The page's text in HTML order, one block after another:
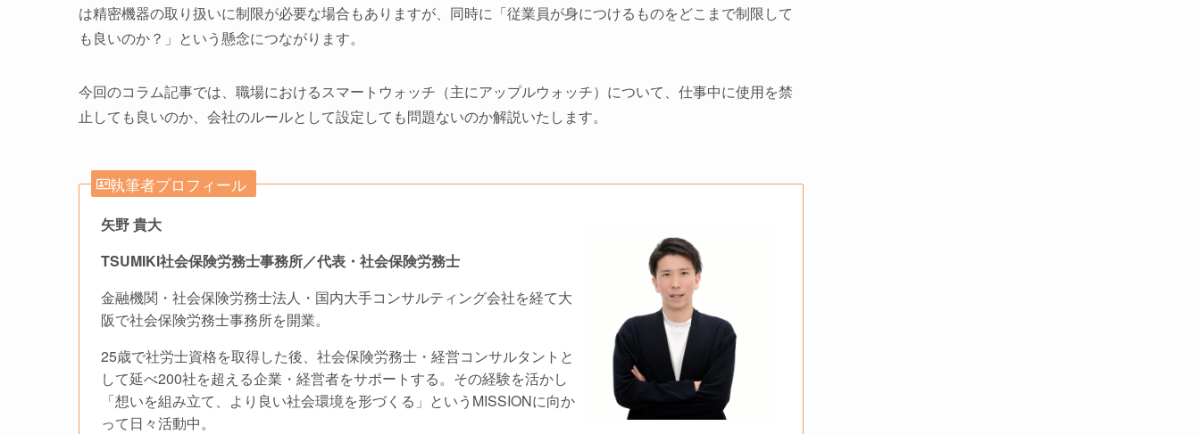
は精密機器の取り扱いに制限が必要な場合もありますが、同時に「従業員が身につけるものをどこまで制限して
も良いのか？」という懸念につながります。
今回のコラム記事では、職場におけるスマートウォッチ（主にアップルウォッチ）について、仕事中に使用を禁
止しても良いのか、会社のルールとして設定しても問題ないのか解説いたします。
執筆者プロフィール
矢野 貴大
TSUMIKI社会保険労務士事務所／代表・社会保険労務士
金融機関・社会保険労務士法人・国内大手コンサルティング会社を経て大
阪で社会保険労務士事務所を開業。
25歳で社労士資格を取得した後、社会保険労務士・経営コンサルタントと
して延べ200社を超える企業・経営者をサポートする。その経験を活かし
「想いを組み立て、より良い社会環境を形づくる」というMISSIONに向か
って日々活動中。